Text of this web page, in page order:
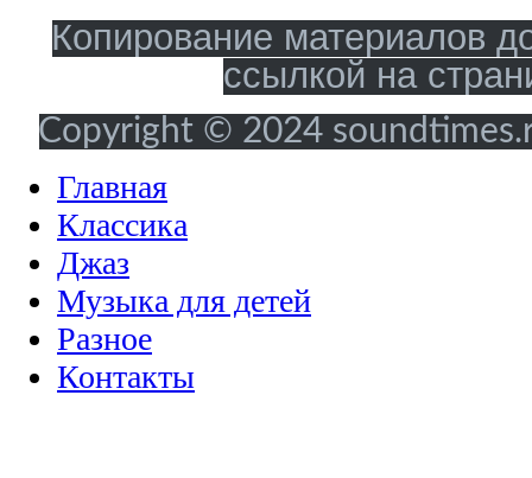
Копирование материалов
ссылкой на
Copyright © 2024
Главная
Классика
Джаз
Музыка для детей
Разное
Контакты